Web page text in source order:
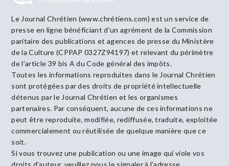
Le Journal Chrétien (www.chrétiens.com) est un service de
presse en ligne bénéficiant d’un agrément de la Commission
paritaire des publications et agences de presse du Ministère
de la Culture (CPPAP 0327Z94197) et relevant du périmètre
de l’article 39 bis A du Code général des impôts.
Toutes les informations reproduites dans le Journal Chrétien
sont protégées par des droits de propriété intellectuelle
détenus par le Journal Chrétien et les organismes
partenaires. Par conséquent, aucune de ces informations ne
peut être reproduite, modifiée, rediffusée, traduite, exploitée
commercialement ou réutilisée de quelque manière que ce
soit.
Si vous trouvez une publication ou une image qui viole vos
droits d’auteur, veuillez nous le signaler à l’adresse